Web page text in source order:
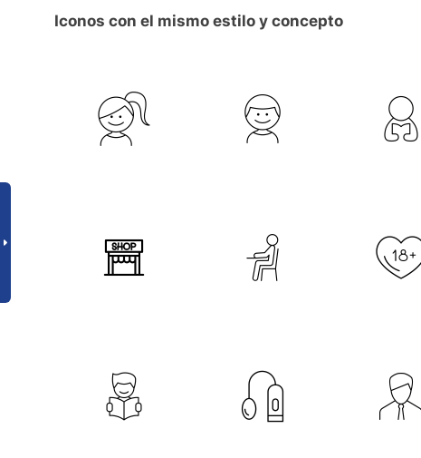
Iconos con el mismo estilo y concepto